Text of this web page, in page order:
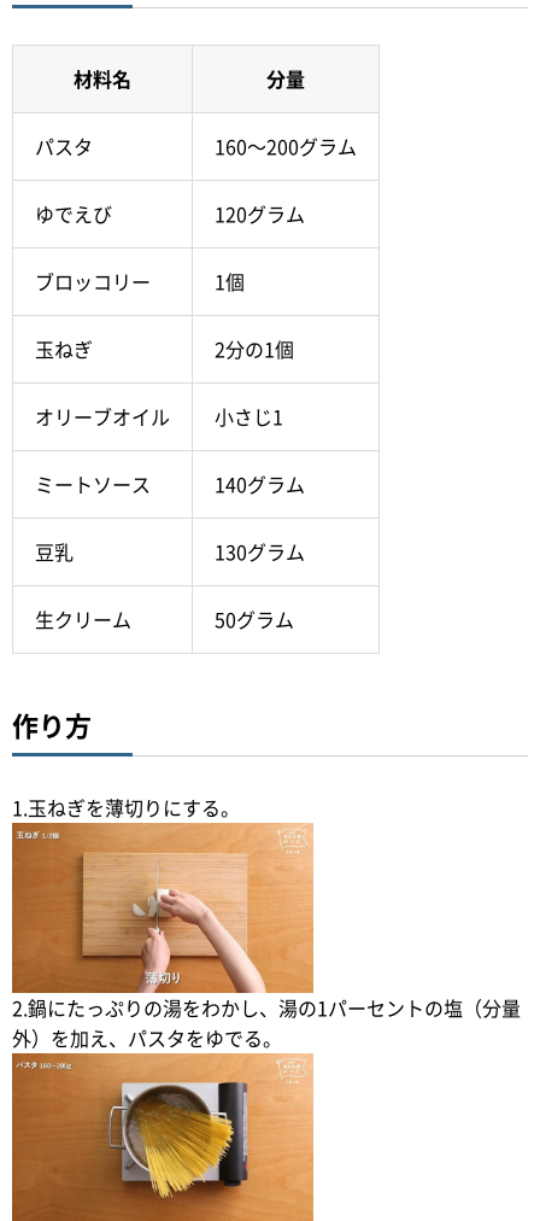
材料名 分量
パスタ 160～200グラム
ゆでえび 120グラム
ブロッコリー 1個
玉ねぎ 2分の1個
オリーブオイル 小さじ1
ミートソース 140グラム
豆乳 130グラム
生クリーム 50グラム
作り方
1.玉ねぎを薄切りにする。
2.鍋にたっぷりの湯をわかし、湯の1パーセントの塩（分量
外）を加え、パスタをゆでる。